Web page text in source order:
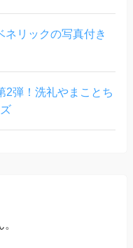
ネリックの写真付き
2弾！洗礼やまことち